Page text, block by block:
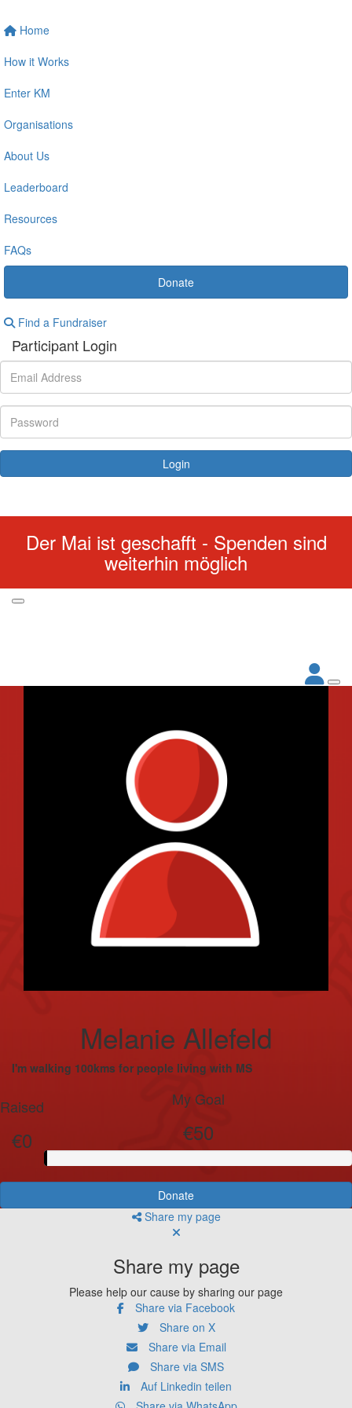
Home
How it Works
Enter KM
Organisations
About Us
Leaderboard
Resources
FAQs
Donate
Find a Fundraiser
Participant Login
Login
Der Mai ist geschafft - Spenden sind
weiterhin möglich
Melanie Allefeld
I'm walking 100kms for people living with MS
Raised
€0
My Goal
€50
Donate
Share my page
Share my page
Please help our cause by sharing our page
Share via Facebook
Share on X
Share via Email
Share via SMS
Auf Linkedin teilen